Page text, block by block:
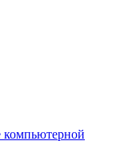
компьютерной